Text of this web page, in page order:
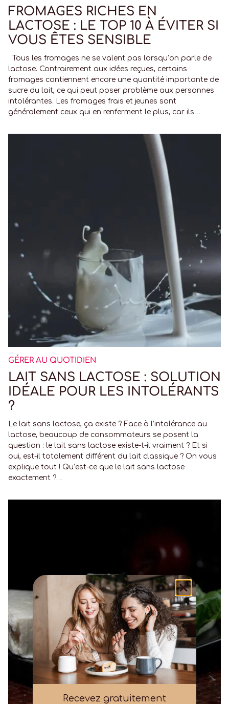
FROMAGES RICHES EN
LACTOSE : LE TOP 10 À ÉVITER SI
VOUS ÊTES SENSIBLE
Tous les fromages ne se valent pas lorsqu’on parle de
lactose. Contrairement aux idées reçues, certains
fromages contiennent encore une quantité importante de
sucre du lait, ce qui peut poser problème aux personnes
intolérantes. Les fromages frais et jeunes sont
généralement ceux qui en renferment le plus, car ils…
GÉRER AU QUOTIDIEN
LAIT SANS LACTOSE : SOLUTION
IDÉALE POUR LES INTOLÉRANTS
?
Le lait sans lactose, ça existe ? Face à l’intolérance au
lactose, beaucoup de consommateurs se posent la
question : le lait sans lactose existe-t-il vraiment ? Et si
oui, est-il totalement différent du lait classique ? On vous
explique tout ! Qu’est-ce que le lait sans lactose
exactement ?…
Recevez gratuitement